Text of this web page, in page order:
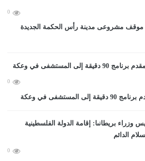
0
مشروعى مدينة رأس الحكمة الجديدة
0
في وعكة
0